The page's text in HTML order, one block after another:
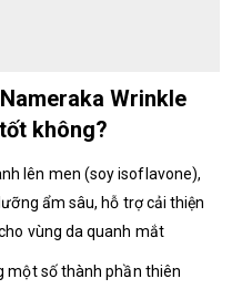
Wrinkle
không?
lên men (soy isoflavone),
ẩm sâu, hỗ trợ cải thiện
vùng da quanh mắt
một số thành phần thiên